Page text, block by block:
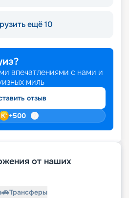
ещё 10
впечатлениями с нами и
миль
отзыв
+500
от наших
🚗Трансферы